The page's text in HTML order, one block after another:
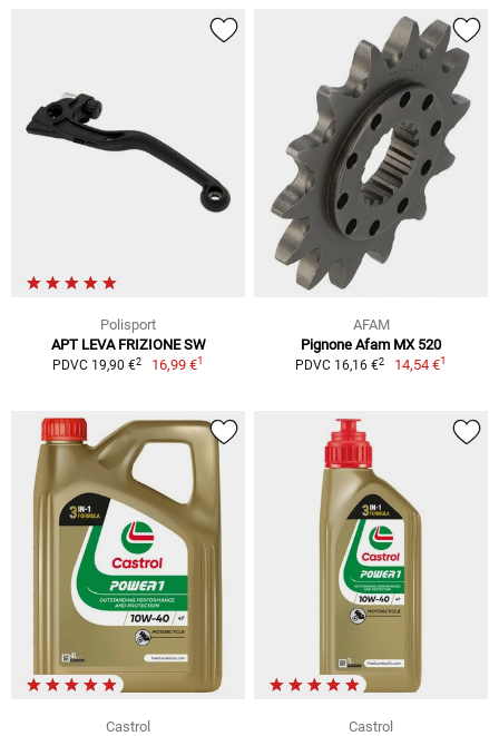
Polisport
APT LEVA FRIZIONE SW
PDVC 19,90 €2 16,99 €1
AFAM
Pignone Afam MX 520
PDVC 16,16 €2 14,54 €1
Castrol
Castrol